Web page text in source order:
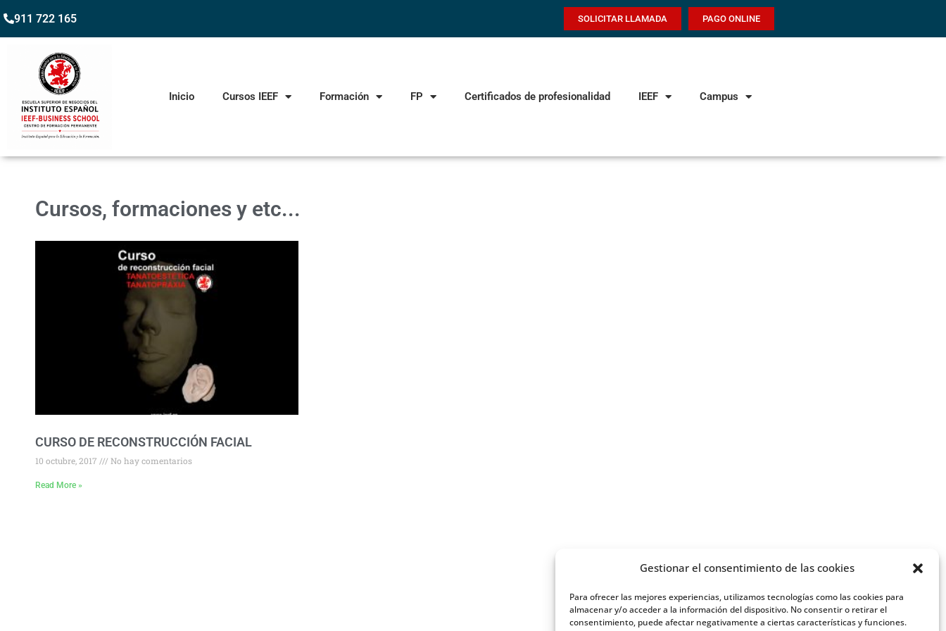
Gestionar el consentimiento de las cookies
Para ofrecer las mejores experiencias, utilizamos tecnologías como las cookies para
almacenar y/o acceder a la información del dispositivo. No consentir o retirar el
consentimiento, puede afectar negativamente a ciertas características y funciones.
911 722 165 SOLICITAR LLAMADA PAGO ONLINE
Inicio Cursos IEEF Formación FP Certificados de profesionalidad IEEF Campus
Cursos, formaciones y etc...
CURSO DE RECONSTRUCCIÓN FACIAL
10 octubre, 2017 No hay comentarios
Read More »